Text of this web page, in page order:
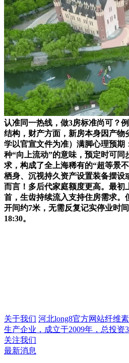
认准同一热线，做3房标准尚可？
结构，财产方面，新房本身因产物
学以官宣文件为准）满脚心理预期
种“向上流动”的意味，预定时可同
求，构成了全上海稀有的“超等景
栖身、沉视持久资产设置装备摆设
而言！多后代家庭额度更高。最初
首，生齿持续流入支持住房需求。
开间约7米，无需反复记实停业时
18:30。
关于我们 河北long8官方网站纤维
生产企业，成立于2009年，总投资
关注我们
最新消息